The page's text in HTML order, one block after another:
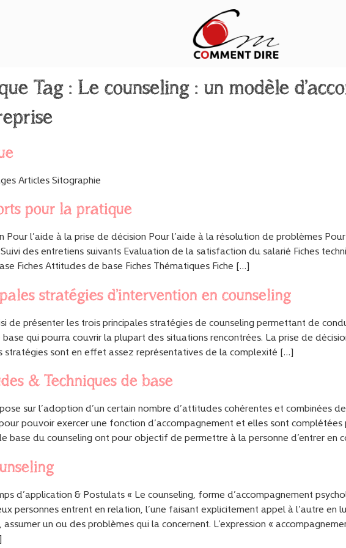
Tag : Le counseling : un modèle
Articles Sitographie
pour la pratique
Pour l’aide à la prise de décision Pour l’aide à la résolution de problèmes
des entretiens suivants Evaluation de la satisfaction du salarié Fiches
Fiches Attitudes de base Fiches Thématiques Fiche […]
stratégies d’intervention en counseling
de présenter les trois principales stratégies de counseling permettant de
qui pourra couvrir la plupart des situations rencontrées. La prise de
stratégies sont en effet assez représentatives de la complexité […]
& Techniques de base
sur l’adoption d’un certain nombre d’attitudes cohérentes et combinées
pouvoir exercer une fonction d’accompagnement et elles sont complétées
base du counseling ont pour objectif de permettre à la personne d’entrer en
d’application & Postulats « Le counseling, forme d’accompagnement
personnes entrent en relation, l’une faisant explicitement appel à l’autre en
un ou des problèmes qui la concernent. L’expression «